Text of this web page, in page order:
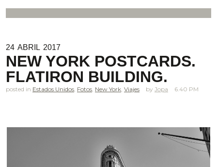
24 ABRIL 2017
NEW YORK POSTCARDS.
FLATIRON BUILDING.
posted in Estados Unidos Fotos New York Viajes Jopa 6.40 PM